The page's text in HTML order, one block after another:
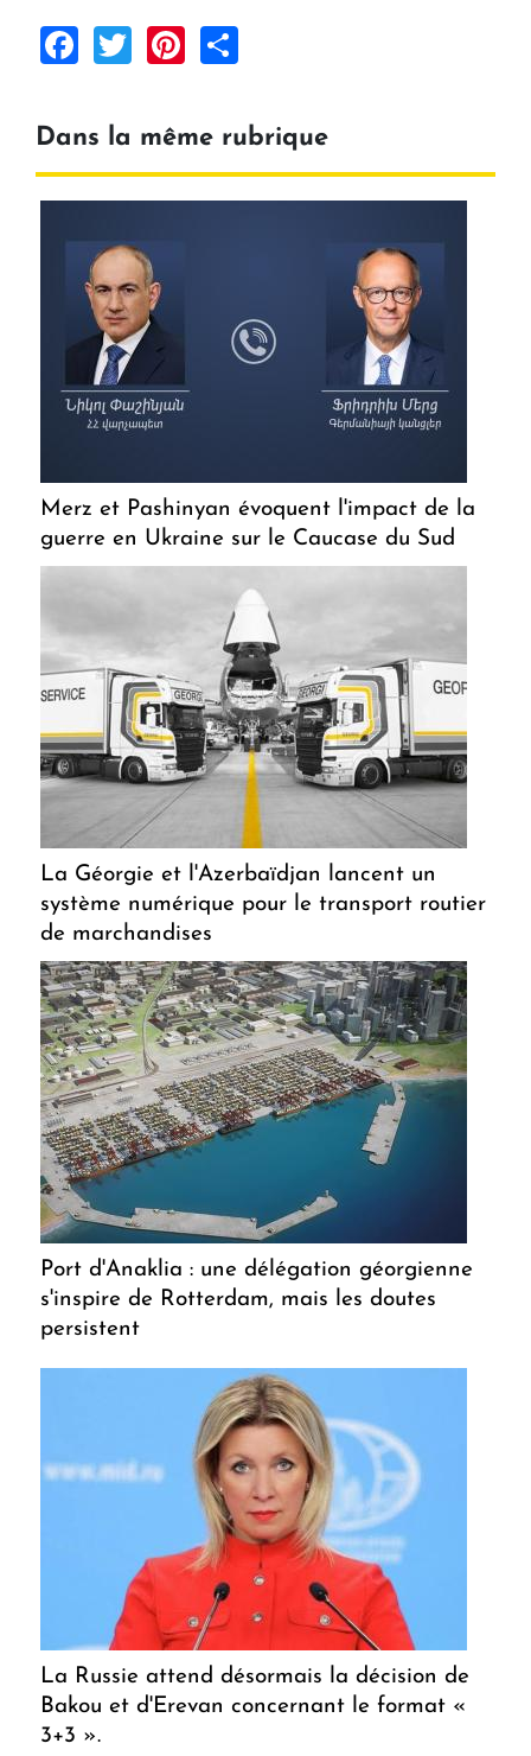
Facebook
TwitterPinterest
Dans la même rubrique
Merz et Pashinyan évoquent l'impact de la
guerre en Ukraine sur le Caucase du Sud
La Géorgie et l'Azerbaïdjan lancent un
système numérique pour le transport routier
de marchandises
Port d'Anaklia : une délégation géorgienne
s'inspire de Rotterdam, mais les doutes
persistent
La Russie attend désormais la décision de
Bakou et d'Erevan concernant le format «
3+3 ».